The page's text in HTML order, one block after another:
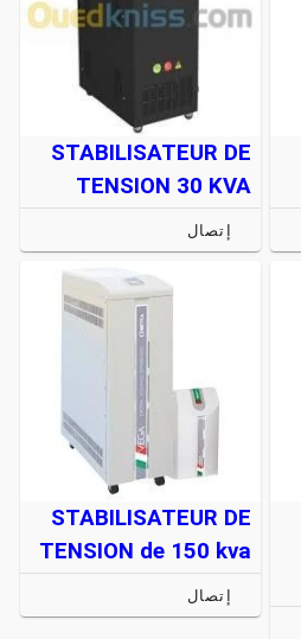
STABILISATEUR DE
TENSION 30 KVA
إتصال
STABILISATEUR DE
TENSION de 150 kva
إتصال